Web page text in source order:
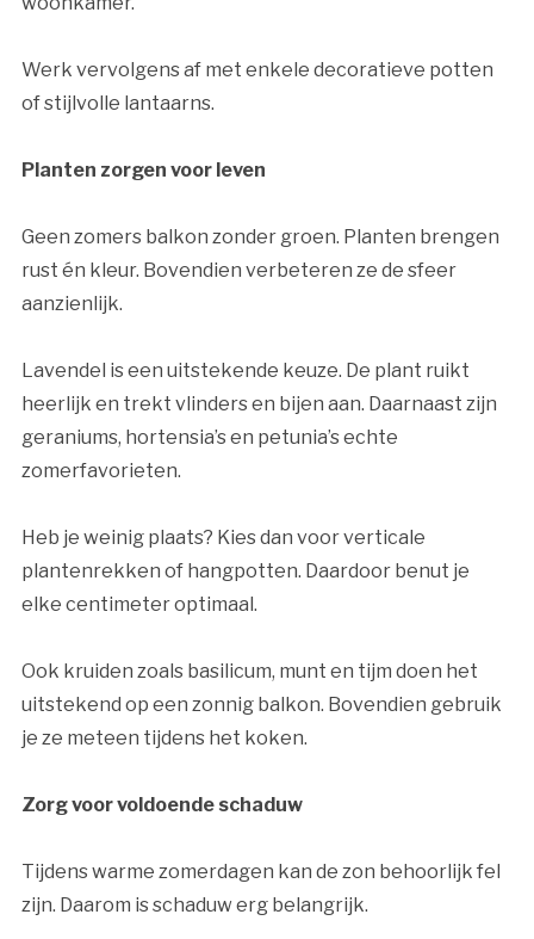
Werk vervolgens af met enkele decoratieve potten
of stijlvolle lantaarns.
Planten zorgen voor leven
Geen zomers balkon zonder groen. Planten brengen
rust én kleur. Bovendien verbeteren ze de sfeer
aanzienlijk.
Lavendel is een uitstekende keuze. De plant ruikt
heerlijk en trekt vlinders en bijen aan. Daarnaast zijn
geraniums, hortensia’s en petunia’s echte
zomerfavorieten.
Heb je weinig plaats? Kies dan voor verticale
plantenrekken of hangpotten. Daardoor benut je
elke centimeter optimaal.
Ook kruiden zoals basilicum, munt en tijm doen het
uitstekend op een zonnig balkon. Bovendien gebruik
je ze meteen tijdens het koken.
Zorg voor voldoende schaduw
Tijdens warme zomerdagen kan de zon behoorlijk fel
zijn. Daarom is schaduw erg belangrijk.